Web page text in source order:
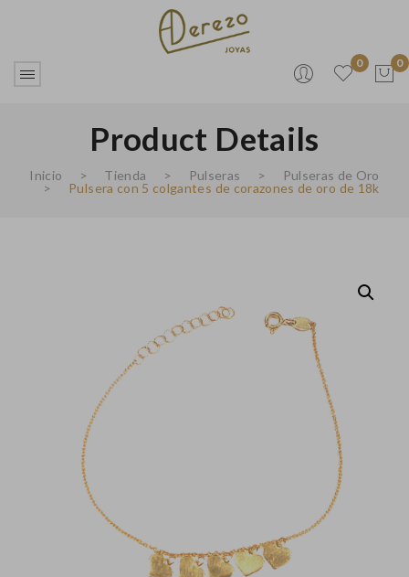
0
No products in the cart.
0
Product Details
Inicio > Tienda > Pulseras >
Pulseras de Oro
>
Pulsera con 5 colgantes de corazones de oro de 18k